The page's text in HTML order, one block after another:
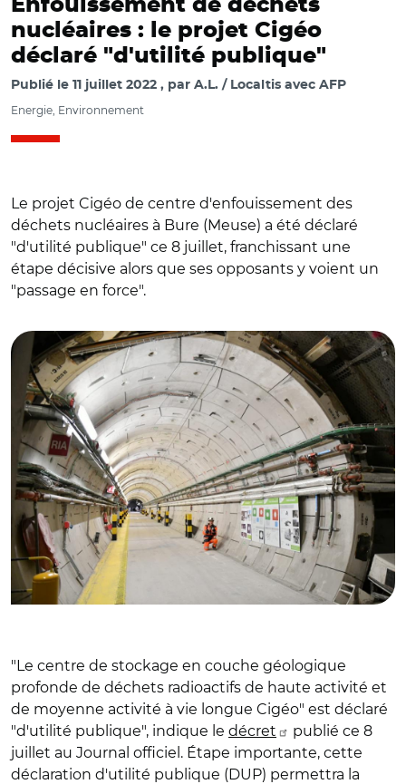
Enfouissement de déchets
nucléaires : le projet Cigéo
déclaré "d'utilité publique"
Publié le 11 juillet 2022 par A.L. / Localtis avec AFP
Energie, Environnement
Le projet Cigéo de centre d'enfouissement des
déchets nucléaires à Bure (Meuse) a été déclaré
"d'utilité publique" ce 8 juillet, franchissant une
étape décisive alors que ses opposants y voient un
"passage en force".
"Le centre de stockage en couche géologique
profonde de déchets radioactifs de haute activité et
de moyenne activité à vie longue Cigéo" est déclaré
"d'utilité publique", indique le décret
publié ce 8
juillet au Journal officiel. Étape importante, cette
déclaration d'utilité publique (DUP) permettra la